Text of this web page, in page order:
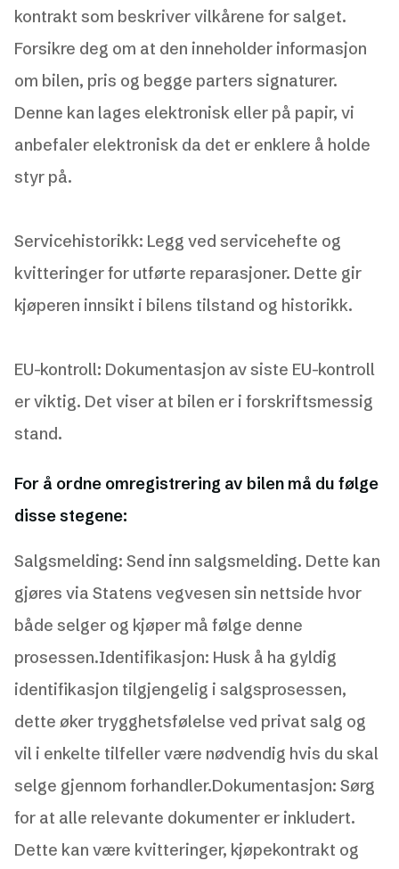
kontrakt som beskriver vilkårene for salget.
Forsikre deg om at den inneholder informasjon
om bilen, pris og begge parters signaturer.
Denne kan lages elektronisk eller på papir, vi
anbefaler elektronisk da det er enklere å holde
styr på.
Servicehistorikk: Legg ved servicehefte og
kvitteringer for utførte reparasjoner. Dette gir
kjøperen innsikt i bilens tilstand og historikk.
EU-kontroll: Dokumentasjon av siste EU-kontroll
er viktig. Det viser at bilen er i forskriftsmessig
stand.
For å ordne omregistrering av bilen må du følge
disse stegene:
Salgsmelding: Send inn salgsmelding. Dette kan
gjøres via Statens vegvesen sin nettside hvor
både selger og kjøper må følge denne
prosessen.Identifikasjon: Husk å ha gyldig
identifikasjon tilgjengelig i salgsprosessen,
dette øker trygghetsfølelse ved privat salg og
vil i enkelte tilfeller være nødvendig hvis du skal
selge gjennom forhandler.Dokumentasjon: Sørg
for at alle relevante dokumenter er inkludert.
Dette kan være kvitteringer, kjøpekontrakt og